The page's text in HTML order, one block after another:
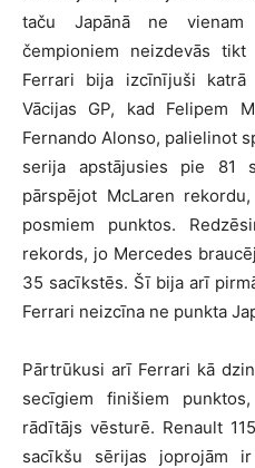
taču Japānā ne vienam
čempioniem neizdevās
Ferrari bija izcīnījuši
Vācijas GP, kad Felipem
Fernando Alonso, palielinot
serija apstājusies pie 81
pārspējot McLaren
posmiem punktos.
rekords, jo Mercedes
35 sacīkstēs. Šī bija arī
Ferrari neizcīna ne punkta
Pārtrūkusi arī Ferrari kā
secīgiem finišiem
rādītājs vēsturē. Renault
sacīkšu sērijas joprojām